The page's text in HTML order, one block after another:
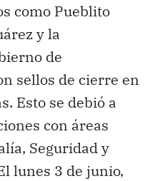
como Pueblito
y la
de
sellos de cierre en
Esto se debió a
con áreas
Seguridad y
lunes 3 de junio,